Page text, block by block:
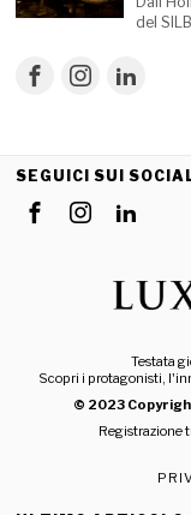
del
SEGUICI SUI
Testata
Scopri i protagonisti,
© 2023
Registrazione